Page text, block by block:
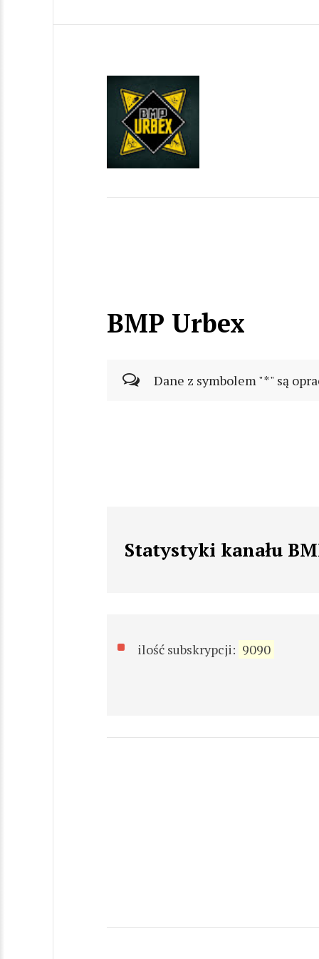
BMP Urbex
Dane z symbolem "*" są
Statystyki kanału
ilość subskrypcji: 9090